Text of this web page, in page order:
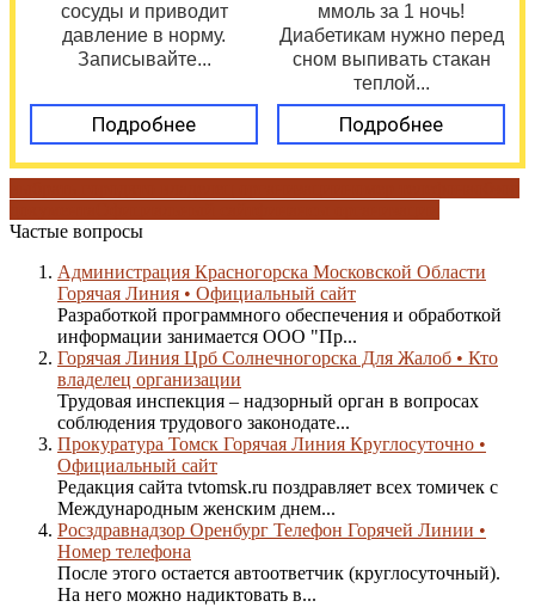
сосуды и приводит
давление в норму.
Записывайте...
Подробнее
ммоль за 1 ночь!
Диабетикам нужно перед
сном выпивать стакан
теплой...
Подробнее
Частые вопросы
Администрация Красногорска Московской Области
Горячая Линия • Официальный сайт
Разработкой программного обеспечения и обработкой
информации занимается ООО "Пр...
Горячая Линия Црб Солнечногорска Для Жалоб • Кто
владелец организации
Трудовая инспекция – надзорный орган в вопросах
соблюдения трудового законодате...
Прокуратура Томск Горячая Линия Круглосуточно •
Официальный сайт
Редакция сайта tvtomsk.ru поздравляет всех томичек с
Международным женским днем...
Росздравнадзор Оренбург Телефон Горячей Линии •
Номер телефона
После этого остается автоответчик (круглосуточный).
На него можно надиктовать в...